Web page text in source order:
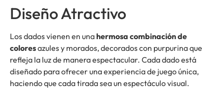
Diseño Atractivo
Los dados vienen en unahermosa combinación de
coloresazules y morados, decorados con purpurina que
refleja la luz de manera espectacular. Cada dado está
diseñado para ofrecer una experiencia de juego única,
haciendo que cada tirada sea un espectáculo visual.